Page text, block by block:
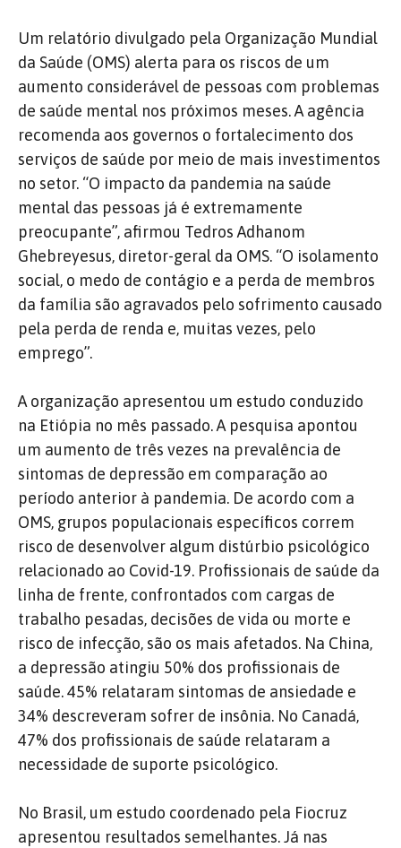
Um relatório divulgado pela Organização Mundial
da Saúde (OMS) alerta para os riscos de um
aumento considerável de pessoas com problemas
de saúde mental nos próximos meses. A agência
recomenda aos governos o fortalecimento dos
serviços de saúde por meio de mais investimentos
no setor. “O impacto da pandemia na saúde
mental das pessoas já é extremamente
preocupante”, afirmou Tedros Adhanom
Ghebreyesus, diretor-geral da OMS. “O isolamento
social, o medo de contágio e a perda de membros
da família são agravados pelo sofrimento causado
pela perda de renda e, muitas vezes, pelo
emprego”.
A organização apresentou um estudo conduzido
na Etiópia no mês passado. A pesquisa apontou
um aumento de três vezes na prevalência de
sintomas de depressão em comparação ao
período anterior à pandemia. De acordo com a
OMS, grupos populacionais específicos correm
risco de desenvolver algum distúrbio psicológico
relacionado ao Covid-19. Profissionais de saúde da
linha de frente, confrontados com cargas de
trabalho pesadas, decisões de vida ou morte e
risco de infecção, são os mais afetados. Na China,
a depressão atingiu 50% dos profissionais de
saúde. 45% relataram sintomas de ansiedade e
34% descreveram sofrer de insônia. No Canadá,
47% dos profissionais de saúde relataram a
necessidade de suporte psicológico.
No Brasil, um estudo coordenado pela Fiocruz
apresentou resultados semelhantes. Já nas